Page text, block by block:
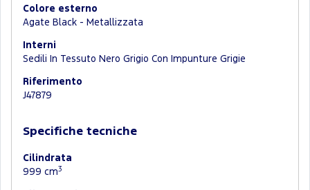
Colore esterno
Agate Black - Metallizzata
Interni
Sedili In Tessuto Nero Grigio Con Impunture Grigie
Riferimento
J47879
Specifiche tecniche
Cilindrata
999 cm3